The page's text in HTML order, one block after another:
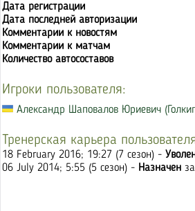
Дата регистрации
Дата последней авторизации
Комментарии к новостям
Комментарии к матчам
Количество автосоставов
Игроки пользователя:
Александр Шаповалов Юриевич
Тренерская карьера
18 February 2016; 19:27 (7 сезон) -
06 July 2014; 5:55 (5 сезон) - Назначен